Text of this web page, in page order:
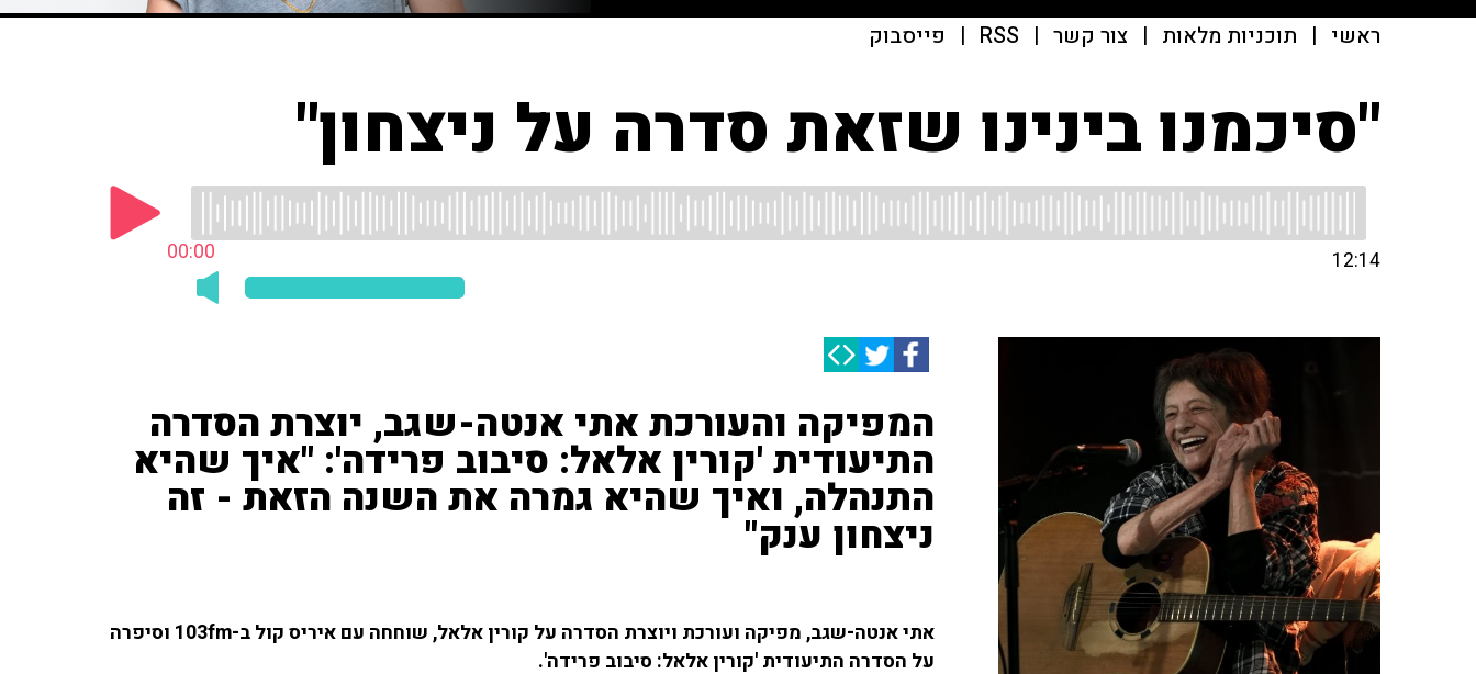
ראשי | תוכניות מלאות | צור קשר |
RSS
| פייסבוק
"סיכמנו בינינו שזאת סדרה על ניצחון"
00:00 12:14
המפיקה והעורכת אתי אנטה-שגב, יוצרת הסדרה
התיעודית 'קורין אלאל: סיבוב פרידה': "איך שהיא
התנהלה, ואיך שהיא גמרה את השנה הזאת - זה
ניצחון ענק"
אתי אנטה-שגב, מפיקה ועורכת ויוצרת הסדרה על קורין אלאל, שוחחה עם איריס קול ב-103fm וסיפרה
על הסדרה התיעודית 'קורין אלאל: סיבוב פרידה'.